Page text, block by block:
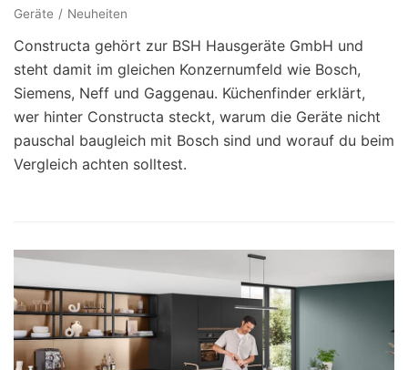
Geräte Neuheiten
Constructa gehört zur BSH Hausgeräte GmbH und
steht damit im gleichen Konzernumfeld wie Bosch,
Siemens, Neff und Gaggenau. Küchenfinder erklärt,
wer hinter Constructa steckt, warum die Geräte nicht
pauschal baugleich mit Bosch sind und worauf du beim
Vergleich achten solltest.